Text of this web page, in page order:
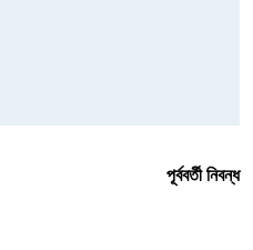
পূর্ববর্তী নিবন্ধ